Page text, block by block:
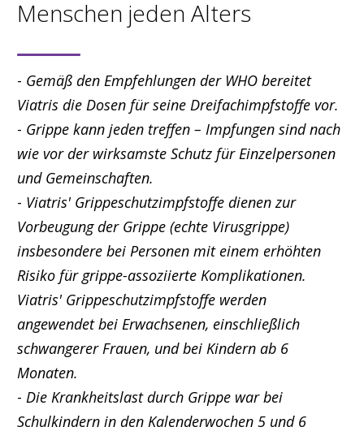
Menschen jeden Alters
- Gemäß den Empfehlungen der WHO bereitet
Viatris die Dosen für seine Dreifachimpfstoffe vor.
- Grippe kann jeden treffen – Impfungen sind nach
wie vor der wirksamste Schutz für Einzelpersonen
und Gemeinschaften.
- Viatris' Grippeschutzimpfstoffe dienen zur
Vorbeugung der Grippe (echte Virusgrippe)
insbesondere bei Personen mit einem erhöhten
Risiko für grippe-assoziierte Komplikationen.
Viatris' Grippeschutzimpfstoffe werden
angewendet bei Erwachsenen, einschließlich
schwangerer Frauen, und bei Kindern ab 6
Monaten.
- Die Krankheitslast durch Grippe war bei
Schulkindern in den Kalenderwochen 5 und 6